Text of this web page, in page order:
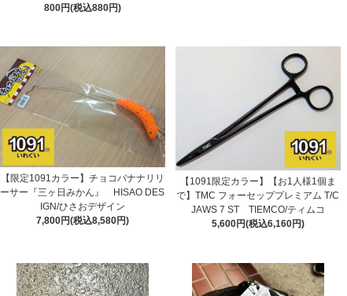
800円(税込880円)
【限定1091カラー】チョコバナナリリ
ーサー『三ヶ日みかん』 HISAO DES
IGN/ひさおデザイン
7,800円(税込8,580円)
【1091限定カラー】【お1人様1個ま
で】TMC フォーセッププレミアム T/C
JAWS 7 ST TIEMCO/ティムコ
5,600円(税込6,160円)